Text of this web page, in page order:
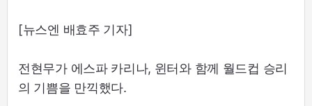
[뉴스엔 배효주 기자]
전현무가 에스파 카리나, 윈터와 함께 월드컵 승리
의 기쁨을 만끽했다.